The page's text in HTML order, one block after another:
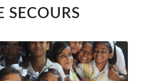
SECOURS